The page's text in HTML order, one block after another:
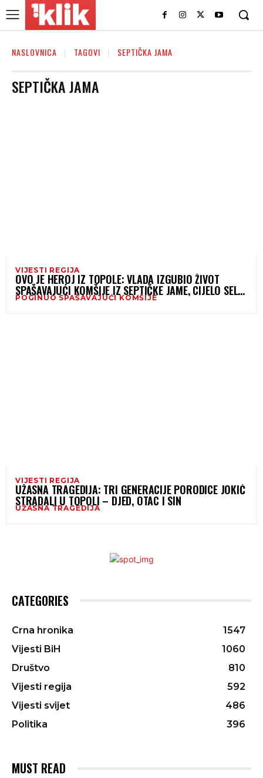
NASLOVNICA TAGOVI SEPTIČKA JAMA
SEPTIČKA JAMA
VIJESTI REGIJA
OVO JE HEROJ IZ TOPOLE: VLADA IZGUBIO ŽIVOT
SPAŠAVAJUĆI KOMŠIJE IZ SEPTIČKE JAME, CIJELO SELO
U SUZAMA
POGINUO SPAŠAVAJUĆI KOMŠIJE
VIJESTI REGIJA
UŽASNA TRAGEDIJA: TRI GENERACIJE PORODICE JOKIĆ
STRADALI U TOPOLI – DJED, OTAC I SIN
UŽASNA TRAGEDIJA
CATEGORIES
Crna hronika
1547
Vijesti BiH
1060
Društvo
810
Vijesti regija
592
Vijesti svijet
486
Politika
396
MUST READ